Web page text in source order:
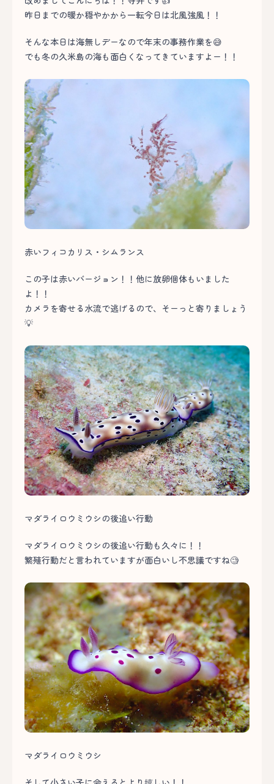
昨日までの暖か穏やかから一転今日は北風強風！！
そんな本日は海無しデーなので年末の事務作業を😅
でも冬の久米島の海も面白くなってきていますよー！！
赤いフィコカリス・シムランス
この子は赤いバージョン！！他に放卵個体もいました
よ！！
カメラを寄せる水流で逃げるので、そーっと寄りましょう
💡
マダライロウミウシの後追い行動
マダライロウミウシの後追い行動も久々に！！
繁殖行動だと言われていますが面白いし不思議ですね🧐
マダライロウミウシ